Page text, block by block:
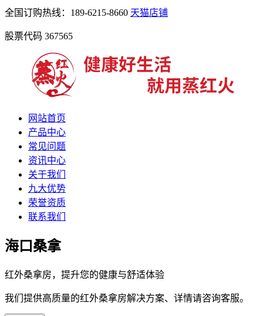
全国订购热线：189-6215-8660 天猫店铺
股票代码 367565
网站首页
产品中心
常见问题
资讯中心
关于我们
九大优势
荣誉资质
联系我们
海口桑拿
红外桑拿房，提升您的健康与舒适体验
我们提供高质量的红外桑拿房解决方案、详情请咨询客服。